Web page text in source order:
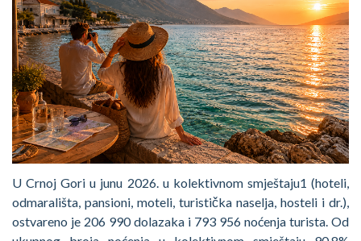
U Crnoj Gori u junu 2026. u kolektivnom smještaju1 (hoteli,
odmarališta, pansioni, moteli, turistička naselja, hosteli i dr.),
ostvareno je 206 990 dolazaka i 793 956 noćenja turista. Od